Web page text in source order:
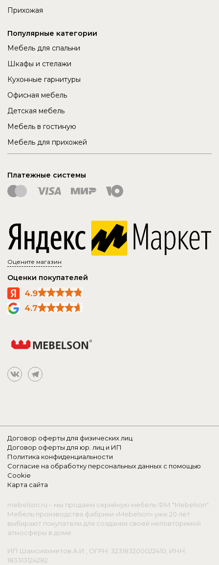
Прихожая
Популярные категории
Мебель для спальни
Шкафы и стелажи
Кухонные гарнитуры
Офисная мебель
Детская мебель
Мебель в гостиную
Мебель для прихожей
Платежные системы
Оцените магазин
Оценки покупателей
4.9
4.7
Договор оферты для физических лиц
Договор оферты для юр. лиц и ИП
Политика конфиденциальности
Согласие на обработку персональных данных с помощью
Cookie
Карта сайта
mebelson.ru – мы продаем серийную мебель ФМ "Mebelson".
Мебель производства фабрики «Mebelson» уже 20 лет
выбирают покупатели для создания своей неповторимой
атмосферы в доме.
ИП Шамсияхметов А.И., ОГРН: 323183200022410, ИНН:
183313124282